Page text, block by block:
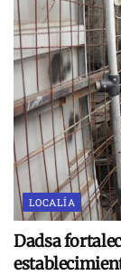
LOCALÍA
Dadsa